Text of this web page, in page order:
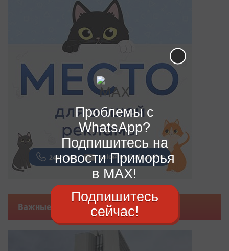
Важные новости
Проблемы с
WhatsApp?
Подпишитесь на
новости Приморья
в MAX!
Подпишитесь
сейчас!